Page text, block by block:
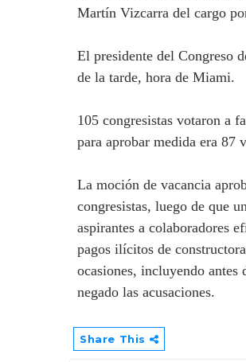
Martín Vizcarra del cargo
El presidente del Congreso
de la tarde, hora de Miami.
105 congresistas votaron a
para aprobar medida era 87
La moción de vacancia
congresistas, luego de que
aspirantes a colaboradores
pagos ilícitos de
ocasiones, incluyendo antes
negado las acusaciones.
Share This